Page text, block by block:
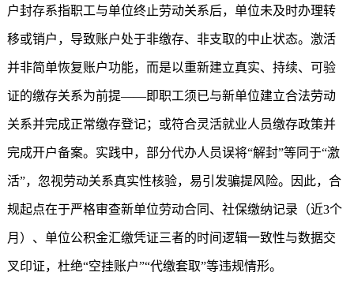
户封存系指职工与单位终止劳动关系后，单位未及时办理转
移或销户，导致账户处于非缴存、非支取的中止状态。激活
并非简单恢复账户功能，而是以重新建立真实、持续、可验
证的缴存关系为前提——即职工须已与新单位建立合法劳动
关系并完成正常缴存登记；或符合灵活就业人员缴存政策并
完成开户备案。实践中，部分代办人员误将“解封”等同于“激
活”，忽视劳动关系真实性核验，易引发骗提风险。因此，合
规起点在于严格审查新单位劳动合同、社保缴纳记录（近3个
月）、单位公积金汇缴凭证三者的时间逻辑一致性与数据交
叉印证，杜绝“空挂账户”“代缴套取”等违规情形。